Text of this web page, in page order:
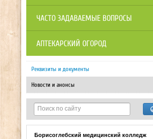
ЧАСТО ЗАДАВАЕМЫЕ ВОПРОСЫ
АПТЕКАРСКИЙ ОГОРОД
Реквизиты и документы
Новости и анонсы
Борисоглебский медицинский колледж